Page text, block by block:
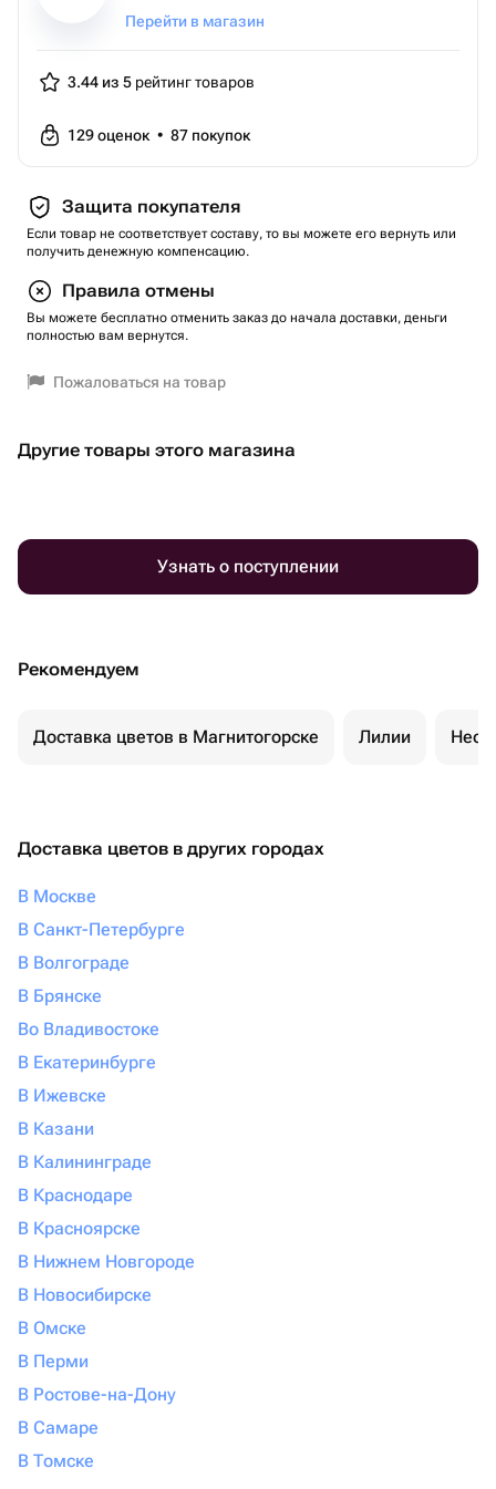
Перейти в магазин
3.44 из 5 рейтинг товаров
129оценок • 87 покупок
Защита покупателя
Если товар не соответствует составу, то вы можете его вернуть или
получить денежную компенсацию.
Правила отмены
Вы можете бесплатно отменить заказ до начала доставки, деньги
полностью вам вернутся.
Пожаловаться на товар
Другие товары этого магазина
Узнать о поступлении
Рекомендуем
Доставка цветов в Магнитогорске Лилии
Доставка цветов в других городах
В Москве
В Санкт-Петербурге
В Волгограде
В Брянске
Во Владивостоке
В Екатеринбурге
В Ижевске
В Казани
В Калининграде
В Краснодаре
В Красноярске
В Нижнем Новгороде
В Новосибирске
В Омске
В Перми
В Ростове-на-Дону
В Самаре
В Томске